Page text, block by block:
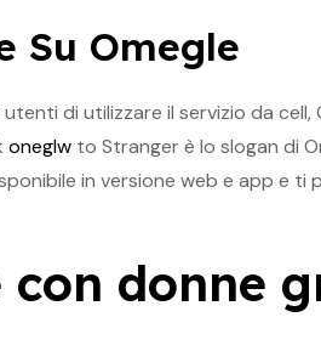
Su Omegle
di utilizzare il servizio da
oneglwto Stranger è lo slogan di
in versione web e app e
donne